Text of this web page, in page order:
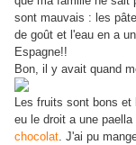
sont mauvais : les
de goût et l'eau en a
Espagne!!
Bon, il y avait quand
Les fruits sont bons
eu le droit a une
chocolat. J'ai pu